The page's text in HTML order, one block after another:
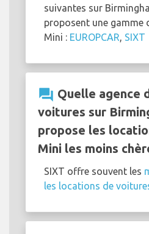
suivantes sur
proposent une gamme
Mini : EUROPCAR, SIXT
question_answer Quelle agence
voitures sur
propose les
Mini les moins
SIXT offre souvent les
les locations de